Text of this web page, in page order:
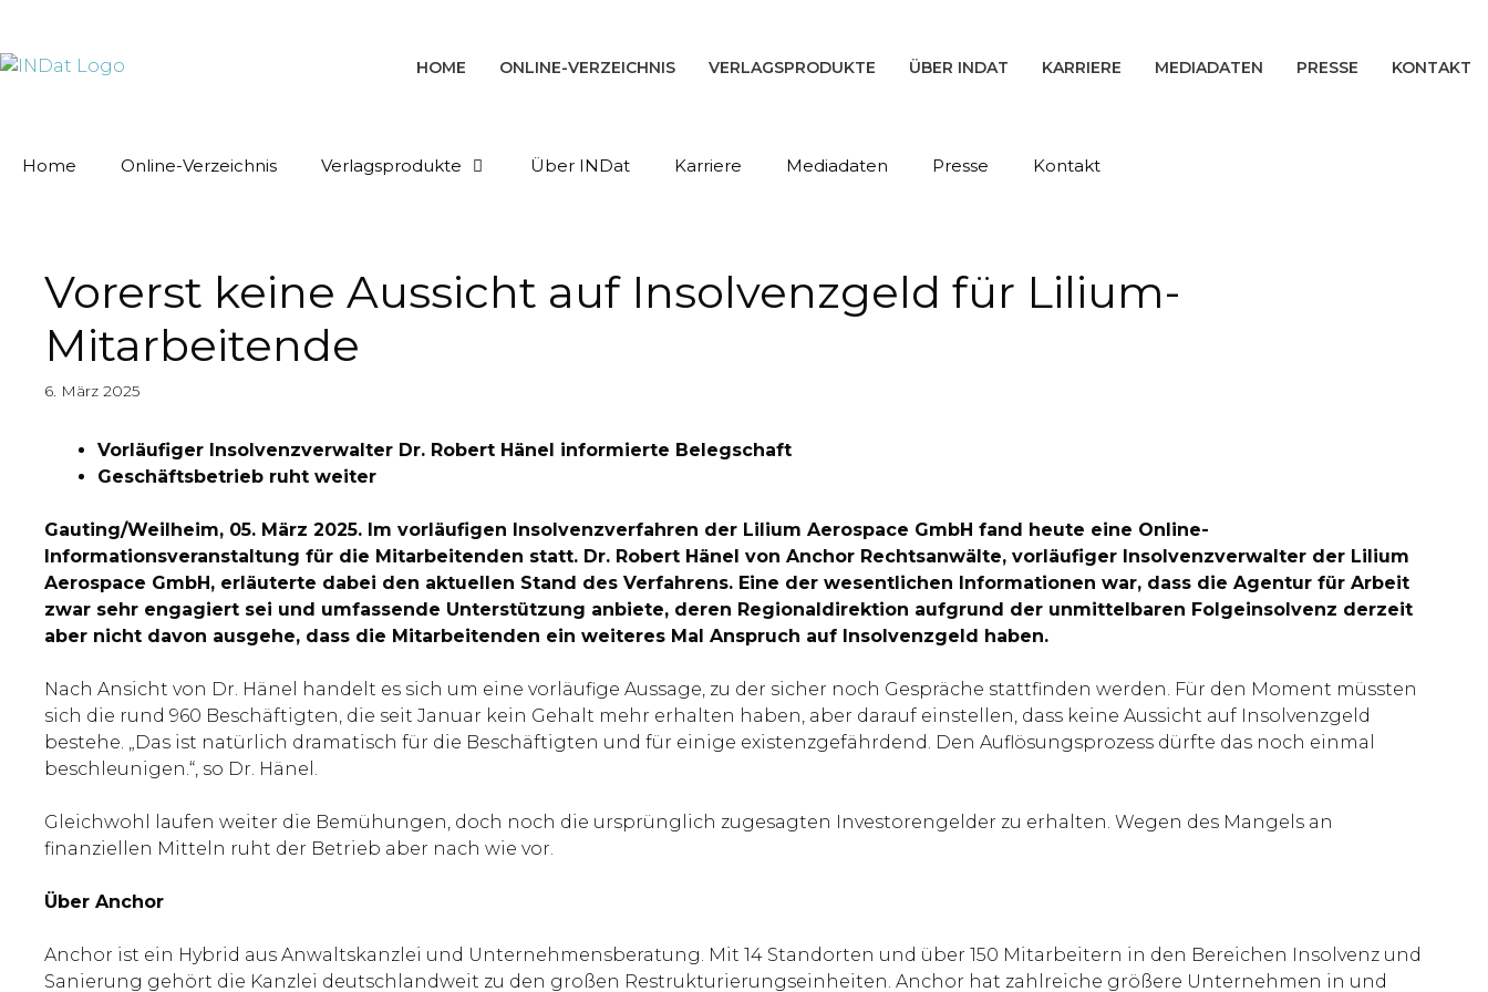
HOME ONLINE-VERZEICHNIS VERLAGSPRODUKTE ÜBER INDAT KARRIERE MEDIADATEN PRESSE KONTAKT
Home Online-Verzeichnis Verlagsprodukte Über INDat Karriere Mediadaten Presse Kontakt
Vorerst keine Aussicht auf Insolvenzgeld für Lilium-
Mitarbeitende
6. März 2025
Vorläufiger Insolvenzverwalter Dr. Robert Hänel informierte Belegschaft
Geschäftsbetrieb ruht weiter
Gauting/Weilheim, 05. März 2025. Im vorläufigen Insolvenzverfahren der Lilium Aerospace GmbH fand heute eine Online-
Informationsveranstaltung für die Mitarbeitenden statt. Dr. Robert Hänel von Anchor Rechtsanwälte, vorläufiger Insolvenzverwalter der Lilium
Aerospace GmbH, erläuterte dabei den aktuellen Stand des Verfahrens. Eine der wesentlichen Informationen war, dass die Agentur für Arbeit
zwar sehr engagiert sei und umfassende Unterstützung anbiete, deren Regionaldirektion aufgrund der unmittelbaren Folgeinsolvenz derzeit
aber nicht davon ausgehe, dass die Mitarbeitenden ein weiteres Mal Anspruch auf Insolvenzgeld haben.
Nach Ansicht von Dr. Hänel handelt es sich um eine vorläufige Aussage, zu der sicher noch Gespräche stattfinden werden. Für den Moment müssten
sich die rund 960 Beschäftigten, die seit Januar kein Gehalt mehr erhalten haben, aber darauf einstellen, dass keine Aussicht auf Insolvenzgeld
bestehe. „Das ist natürlich dramatisch für die Beschäftigten und für einige existenzgefährdend. Den Auflösungsprozess dürfte das noch einmal
beschleunigen.“, so Dr. Hänel.
Gleichwohl laufen weiter die Bemühungen, doch noch die ursprünglich zugesagten Investorengelder zu erhalten. Wegen des Mangels an
finanziellen Mitteln ruht der Betrieb aber nach wie vor.
Über Anchor
Anchor ist ein Hybrid aus Anwaltskanzlei und Unternehmensberatung. Mit 14 Standorten und über 150 Mitarbeitern in den Bereichen Insolvenz und
Sanierung gehört die Kanzlei deutschlandweit zu den großen Restrukturierungseinheiten. Anchor hat zahlreiche größere Unternehmen in und